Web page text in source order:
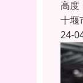
高度
十堰
24-